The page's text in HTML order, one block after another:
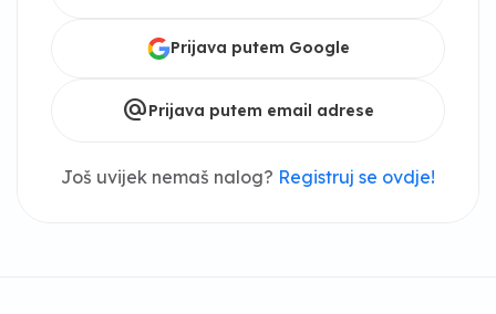
Prijava putem Google
alternate_emailPrijava putem email adrese
Još uvijek nemaš nalog? Registruj se ovdje!